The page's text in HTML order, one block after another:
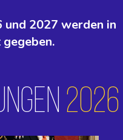
2027 werden in
2026